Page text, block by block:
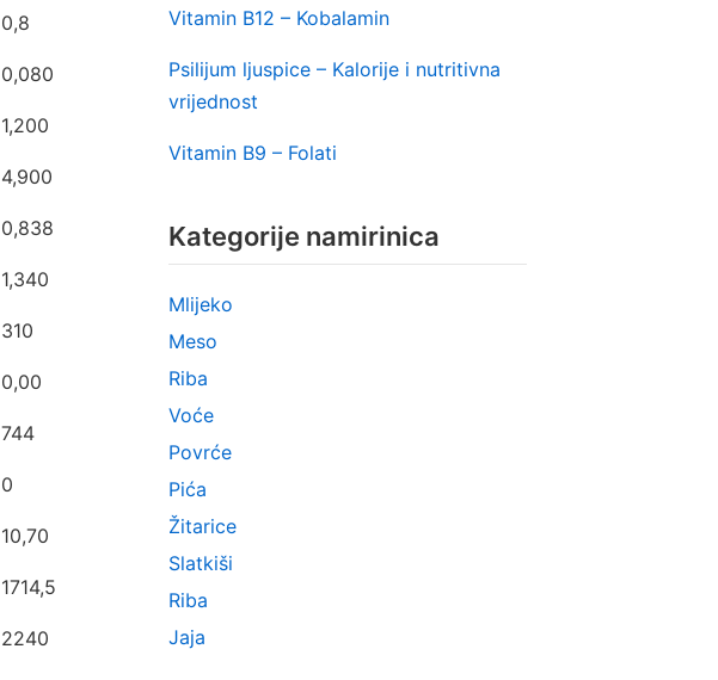
0,8
0,080
1,200
4,900
0,838
1,340
310
0,00
744
0
10,70
1714,5
2240
Vitamin B12 – Kobalamin
Psilijum ljuspice – Kalorije i nutritivna
vrijednost
Vitamin B9 – Folati
Kategorije namirinica
Mlijeko
Meso
Riba
Voće
Povrće
Pića
Žitarice
Slatkiši
Riba
Jaja